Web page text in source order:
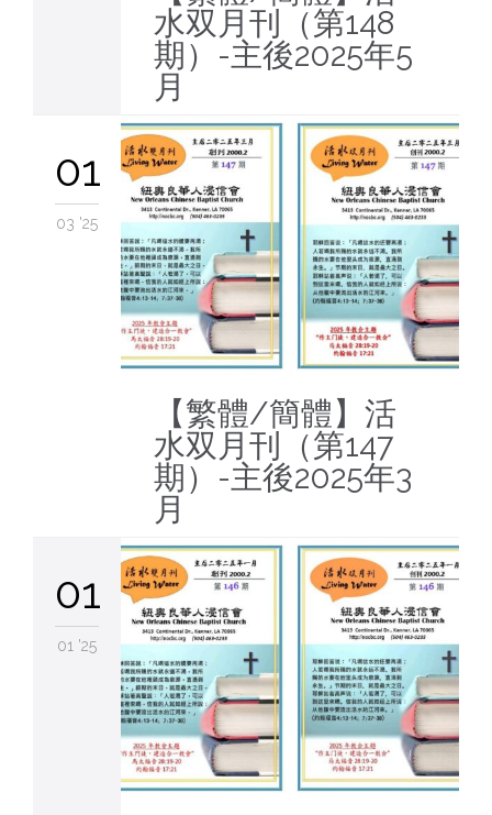
水双月刊（第148
期）-主後2025年5
月
01
03 '25
【繁體/簡體】活
水双月刊（第147
期）-主後2025年3
月
01
01 '25